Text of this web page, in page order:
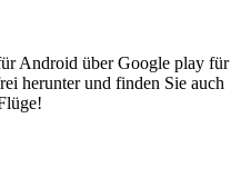
Android über Google play für
herunter und finden Sie auch